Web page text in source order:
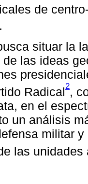
de
situar la
las ideas
Radical2,
en el
un análisis
militar
las unidades